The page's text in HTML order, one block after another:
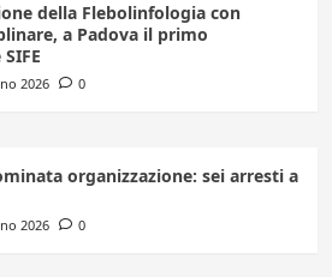
della Flebolinfologia con
a Padova il primo
2026 0
organizzazione: sei arresti a
2026 0